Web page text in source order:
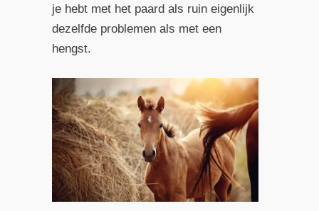
je hebt met het paard als ruin eigenlijk
dezelfde problemen als met een
hengst.